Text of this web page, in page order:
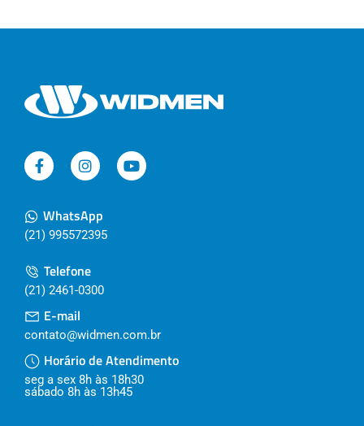
WhatsApp
(21) 995572395
Telefone
(21) 2461-0300
E-mail
contato@widmen.com.br
Horário de Atendimento
seg a sex 8h às 18h30
sábado 8h às 13h45